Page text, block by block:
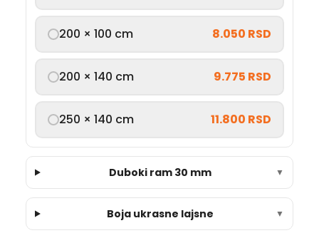
200 × 100 cm 8.050 RSD
200 × 140 cm 9.775 RSD
250 × 140 cm 11.800 RSD
Duboki ram 30 mm ▼
Boja ukrasne lajsne ▼